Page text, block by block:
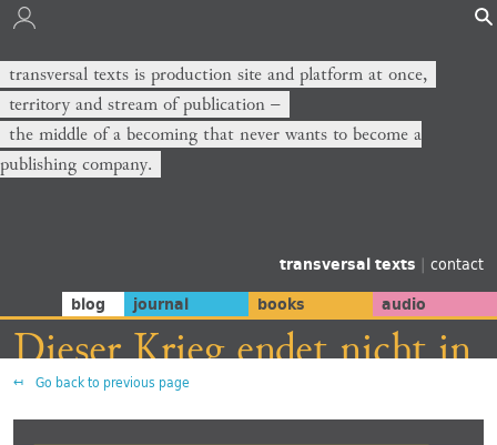
transversal texts is production site and platform at once,
territory and stream of publication −
the middle of a becoming that never wants to become a
publishing company.
transversal texts | contact
blog journal books audio
Dieser Krieg endet nicht in
der Ukraine
Go back to previous page